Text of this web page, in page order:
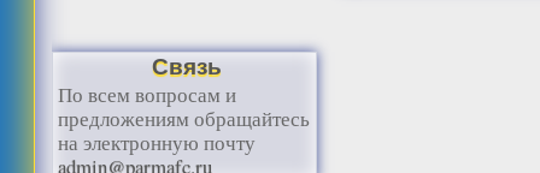
Связь
По всем вопросам и
предложениям обращайтесь
на электронную почту
admin@parmafc.ru